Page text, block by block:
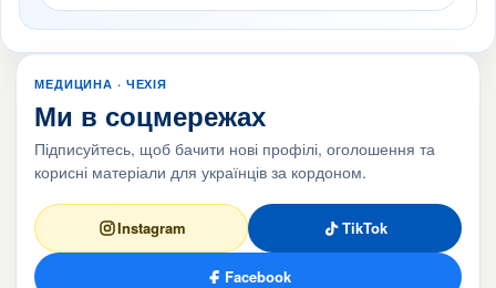
МЕДИЦИНА · ЧЕХІЯ
Ми в соцмережах
Підписуйтесь, щоб бачити нові профілі, оголошення та
корисні матеріали для українців за кордоном.
Instagram TikTok
Facebook